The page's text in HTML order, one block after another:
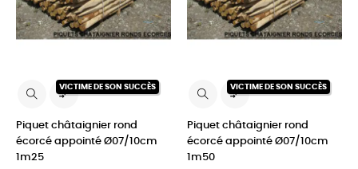
VICTIME DE SON SUCCÈS

Piquet châtaignier rond
écorcé appointé Ø07/10cm
1m25
VICTIME DE SON SUCCÈS

Piquet châtaignier rond
écorcé appointé Ø07/10cm
1m50